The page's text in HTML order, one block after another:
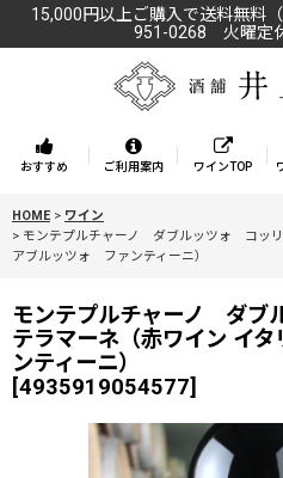
15,000円以上ご購入で送料無
951-0268 火曜定
おすすめ ご利用案内 ワインTOP
HOME > ワイン
> モンテプルチャーノ ダブルッツォ コッ
アブルッツォ ファンティーニ）
モンテプルチャーノ ダ
テラマーネ（赤ワイン イ
ンティーニ）
[4935919054577]